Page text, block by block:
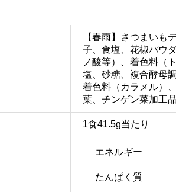
【春雨】さつまいも
子、食塩、花椒パウ
ノ酸等）、着色料（
塩、砂糖、複合酵母
着色料（カラメル）
葉、チンゲン菜加工
1食41.5g当たり
エネルギー
たんぱく質